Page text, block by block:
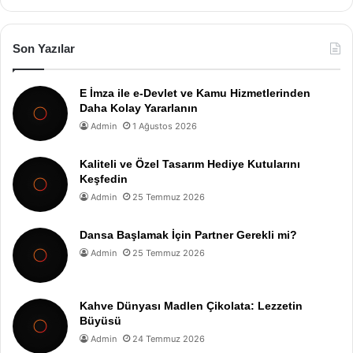
Son Yazılar
E İmza ile e-Devlet ve Kamu Hizmetlerinden
Daha Kolay Yararlanın
Admin 1 Ağustos 2026
Kaliteli ve Özel Tasarım Hediye Kutularını
Keşfedin
Admin 25 Temmuz 2026
Dansa Başlamak İçin Partner Gerekli mi?
Admin 25 Temmuz 2026
Kahve Dünyası Madlen Çikolata: Lezzetin
Büyüsü
Admin 24 Temmuz 2026